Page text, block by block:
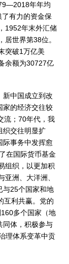
年年均
有力的资金保
1952年末外汇储
世界第38位。
突破1万亿美
余额为30727亿
新中国成立到改
家的经济交往较
流；70年代，我
织交往明显扩
际事务中发挥愈
在国际货币基金
组织，以更加积
洲、大洋洲、
与25个国家和地
互利共赢。党的
多个国家（地
同体，积极参与
理体系变革中贡